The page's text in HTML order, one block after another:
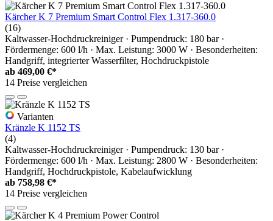
Kärcher K 7 Premium Smart Control Flex 1.317-360.0
(16)
Kaltwasser-Hochdruckreiniger · Pumpendruck: 180 bar ·
Fördermenge: 600 l/h · Max. Leistung: 3000 W · Besonderheiten:
Handgriff, integrierter Wasserfilter, Hochdruckpistole
ab 469,00 €*
14 Preise vergleichen
Varianten
Kränzle K 1152 TS
(4)
Kaltwasser-Hochdruckreiniger · Pumpendruck: 130 bar ·
Fördermenge: 600 l/h · Max. Leistung: 2800 W · Besonderheiten:
Handgriff, Hochdruckpistole, Kabelaufwicklung
ab 758,98 €*
14 Preise vergleichen